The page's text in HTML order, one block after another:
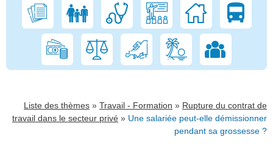
Liste des thèmes » Travail - Formation » Rupture du contrat de
travail dans le secteur privé » Une salariée peut-elle démissionner
pendant sa grossesse ?